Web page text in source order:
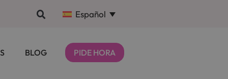
Español
BLOG PIDE HORA